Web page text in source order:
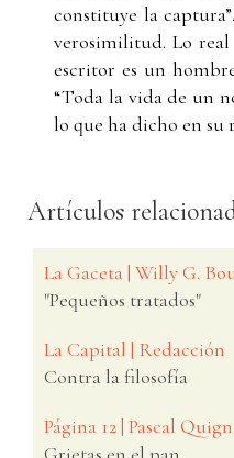
constituye la
verosimilitud. Lo real
escritor es un
“Toda la vida de un
lo que ha dicho en su
Artículos
La Gaceta | Willy G.
"Pequeños tratados"
La Capital | Redacción
Contra la filosofía
Página 12 | Pascal